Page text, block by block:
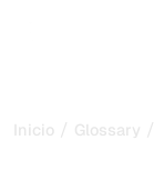
Inicio / Glossary /